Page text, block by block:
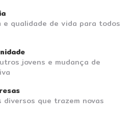
e qualidade de vida para todos
jovens e mudança de
que trazem novas